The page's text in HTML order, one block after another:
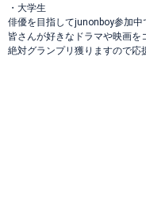
・大学生
俳優を目指してjunonboy参加中
皆さんが好きなドラマや映画を
絶対グランプリ獲りますので応